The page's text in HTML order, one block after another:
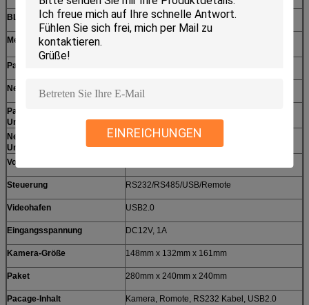
EINREICHUNGEN
BLC Auto/Handbuch
Mechanismus
Pan-Rotations-Winkel
Neigung Roations-Winkel - 30° - + 90°
Pan-
Umdrehungsgeschwindigkeit
Neigungs-
Umdrehungsgeschwindigkeit
Neigungs-Umdrehungsgeschwindigkeit
Voreinstellung
Steuerung RS232/RS485/USB/Remote
Videohafen USB2.0
Eingangsspannung DC12V, 1A
Kamera-Größe 148mm x 132mm x 161mm
Paket 280mm x 240mm x 240mm
Pacage-Inhalt
Kamera, Romote, RS232 Kabel, USB2.0